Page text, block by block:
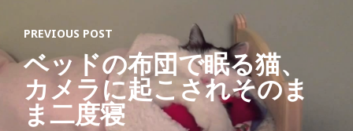
（
6
3
5
PREVIOUS POST
ベッドの布団で眠る猫、
カメラに起こされそのま
ま二度寝